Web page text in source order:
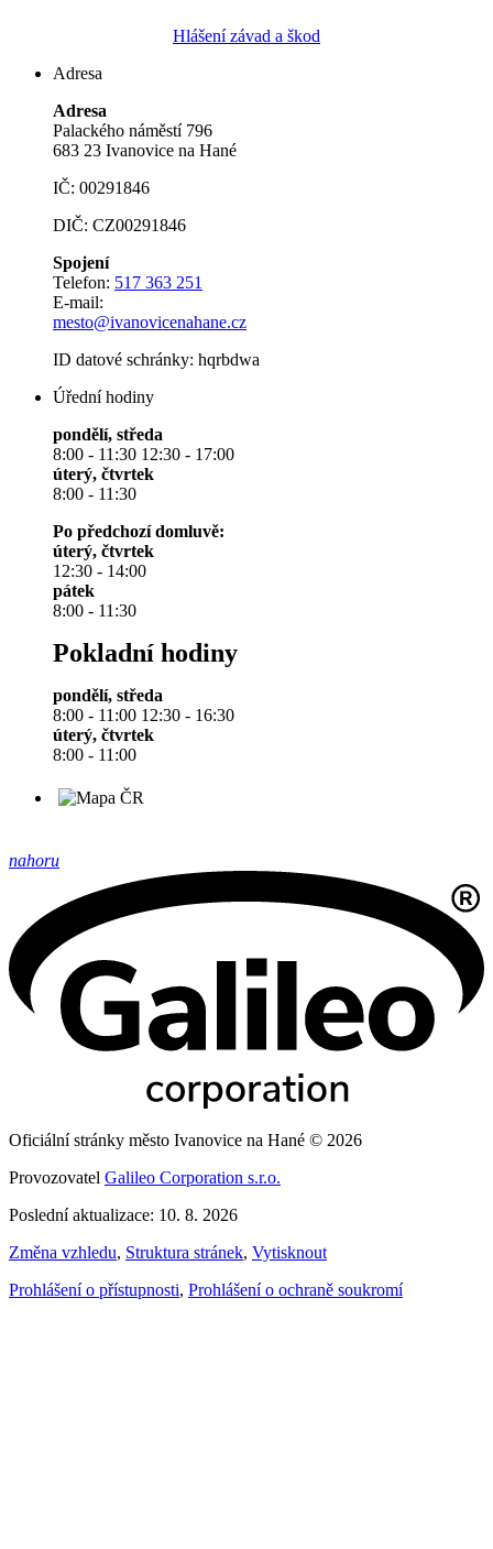
Hlášení závad a škod
Adresa
Adresa
Palackého náměstí 796
683 23 Ivanovice na Hané
IČ: 00291846
DIČ: CZ00291846
Spojení
Telefon: 517 363 251
E-mail:
mesto@ivanovicenahane.cz
ID datové schránky: hqrbdwa
Úřední hodiny
pondělí, středa
8:00 - 11:30 12:30 - 17:00
úterý, čtvrtek
8:00 - 11:30
Po předchozí domluvě:
úterý, čtvrtek
12:30 - 14:00
pátek
8:00 - 11:30
Pokladní hodiny
pondělí, středa
8:00 - 11:00 12:30 - 16:30
úterý, čtvrtek
8:00 - 11:00
nahoru
Oficiální stránky město Ivanovice na Hané © 2026
Provozovatel Galileo Corporation s.r.o.
Poslední aktualizace: 10. 8. 2026
Změna vzhledu, Struktura stránek, Vytisknout
Prohlášení o přístupnosti, Prohlášení o ochraně soukromí